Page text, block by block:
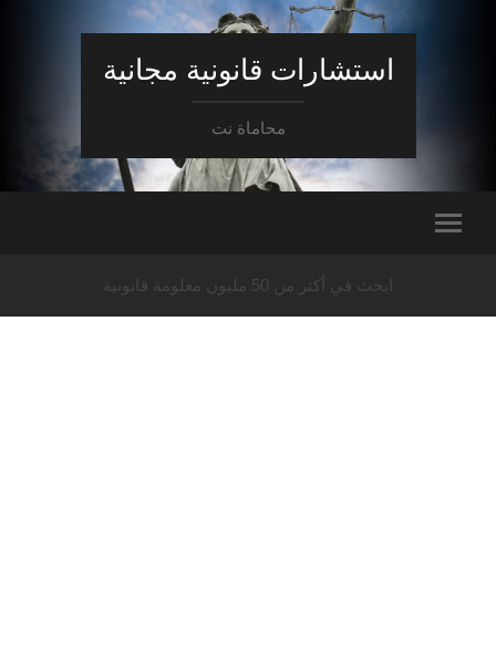
استشارات قانونية مجانية
محاماة نت
ابحث في أكثر من 50 مليون معلومة قانونية